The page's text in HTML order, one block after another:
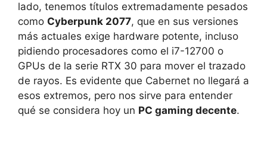
lado, tenemos títulos extremadamente pesados
como Cyberpunk 2077, que en sus versiones
más actuales exige hardware potente, incluso
pidiendo procesadores como el i7-12700 o
GPUs de la serie RTX 30 para mover el trazado
de rayos. Es evidente que Cabernet no llegará a
esos extremos, pero nos sirve para entender
qué se considera hoy un PC gaming decente.